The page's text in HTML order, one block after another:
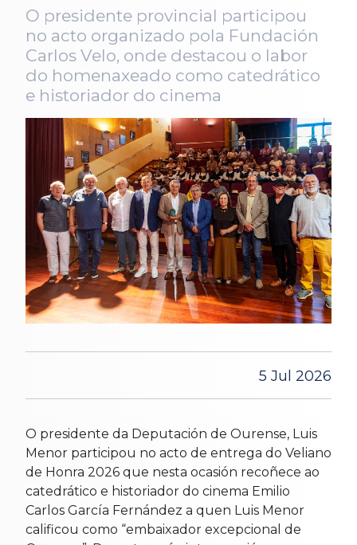
O presidente provincial participou
no acto organizado pola Fundación
Carlos Velo, onde destacou o labor
do homenaxeado como catedrático
e historiador do cinema
5 Jul 2026
O presidente da Deputación de Ourense, Luis
Menor participou no acto de entrega do Veliano
de Honra 2026 que nesta ocasión recoñece ao
catedrático e historiador do cinema Emilio
Carlos García Fernández a quen Luis Menor
calificou como “embaixador excepcional de